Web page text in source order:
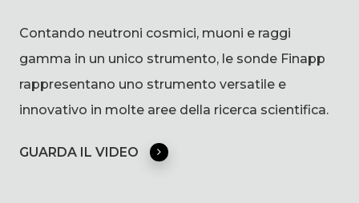
Contando neutroni cosmici, muoni e raggi
gamma in un unico strumento, le sonde Finapp
rappresentano uno strumento versatile e
innovativo in molte aree della ricerca scientifica.
GUARDA IL VIDEO